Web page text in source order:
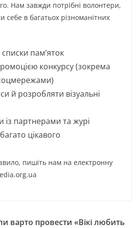
Нам завжди потрібні волонтери,
себе в багатьох різноманітних
пам’яток
конкурсу (зокрема
й розробляти візуальні
із партнерами та журі
цікавого
пишіть нам на електронну
варто провести «Вікі любить